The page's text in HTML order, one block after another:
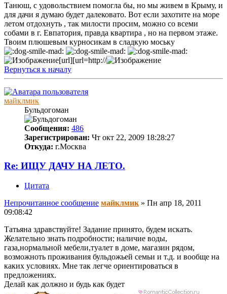
Танюш, с удовольствием помогла бы, но мы живем в Крыму, и
для дачи я думаю будет далековато. Вот если захотите на море
летом отдохнуть , так милости просим, можно со всеми
собами в г. Евпатория, правда квартира , но на первом этаже.
Твоим плюшевым курносикам в сладкую моську
[url][url=http://
Вернуться к началу
майклмик
Бульдогоман
Сообщения: 486
Зарегистрирован: Чт окт 22, 2009 18:28:27
Откуда: г.Москва
Re: ИЩУ ДАЧУ НА ЛЕТО.
Цитата
Непрочитанное сообщение майклмик » Пн апр 18, 2011
09:08:42
Татьяна здравствуйте! Задание принято, будем искать.
Желательно знать подробности; наличие воды,
газа,нормальной мебели,туалет в доме, магазин рядом,
возможноть проживания бульдожьей семьи и т.д. и вообще на
каких условиях. Мне так легче ориентироваться в
предложениях.
Делай как должно и будь как будет